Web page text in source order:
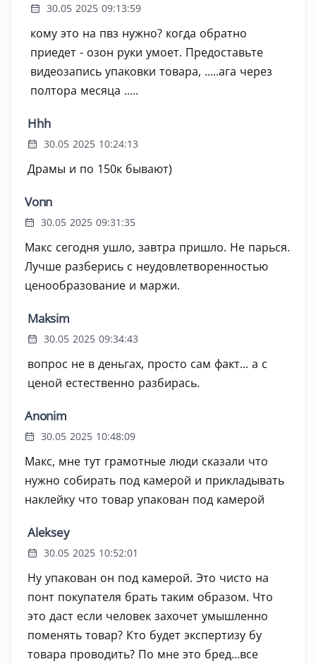
30.05 2025 09:13:59
кому это на пвз нужно? когда обратно
приедет - озон руки умоет. Предоставьте
видеозапись упаковки товара, .....ага через
полтора месяца .....
Hhh
30.05 2025 10:24:13
Драмы и по 150к бывают)
Vonn
30.05 2025 09:31:35
Макс сегодня ушло, завтра пришло. Не парься.
Лучше разберись с неудовлетворенностью
ценообразование и маржи.
Maksim
30.05 2025 09:34:43
вопрос не в деньгах, просто сам факт... а с
ценой естественно разбирась.
Anonim
30.05 2025 10:48:09
Макс, мне тут грамотные люди сказали что
нужно собирать под камерой и прикладывать
наклейку что товар упакован под камерой
Aleksey
30.05 2025 10:52:01
Ну упакован он под камерой. Это чисто на
понт покупателя брать таким образом. Что
это даст если человек захочет умышленно
поменять товар? Кто будет экспертизу бу
товара проводить? По мне это бред...все